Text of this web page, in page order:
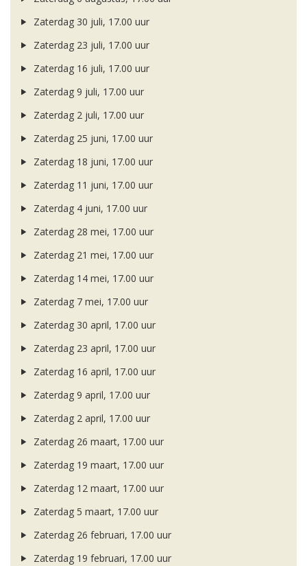
Zaterdag 30 juli, 17.00 uur
Zaterdag 23 juli, 17.00 uur
Zaterdag 16 juli, 17.00 uur
Zaterdag 9 juli, 17.00 uur
Zaterdag 2 juli, 17.00 uur
Zaterdag 25 juni, 17.00 uur
Zaterdag 18 juni, 17.00 uur
Zaterdag 11 juni, 17.00 uur
Zaterdag 4 juni, 17.00 uur
Zaterdag 28 mei, 17.00 uur
Zaterdag 21 mei, 17.00 uur
Zaterdag 14 mei, 17.00 uur
Zaterdag 7 mei, 17.00 uur
Zaterdag 30 april, 17.00 uur
Zaterdag 23 april, 17.00 uur
Zaterdag 16 april, 17.00 uur
Zaterdag 9 april, 17.00 uur
Zaterdag 2 april, 17.00 uur
Zaterdag 26 maart, 17.00 uur
Zaterdag 19 maart, 17.00 uur
Zaterdag 12 maart, 17.00 uur
Zaterdag 5 maart, 17.00 uur
Zaterdag 26 februari, 17.00 uur
Zaterdag 19 februari, 17.00 uur